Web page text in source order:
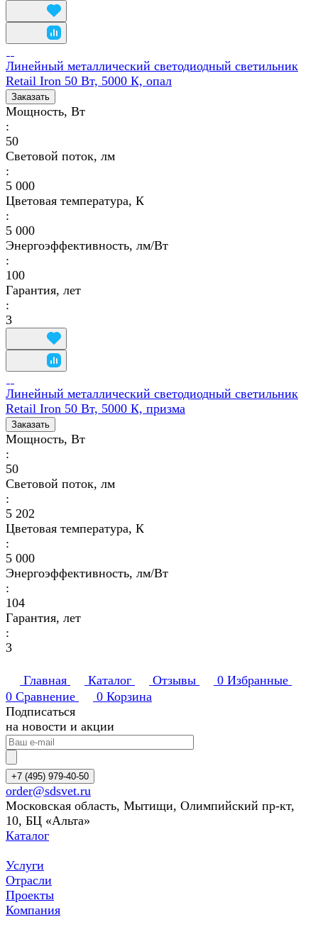
Линейный металлический светодиодный светильник
Retail Iron 50 Вт, 5000 К, опал
Заказать
Мощность, Вт
:
50
Световой поток, лм
:
5 000
Цветовая температура, К
:
5 000
Энергоэффективность, лм/Вт
:
100
Гарантия, лет
:
3
Линейный металлический светодиодный светильник
Retail Iron 50 Вт, 5000 К, призма
Заказать
Мощность, Вт
:
50
Световой поток, лм
:
5 202
Цветовая температура, К
:
5 000
Энергоэффективность, лм/Вт
:
104
Гарантия, лет
:
3
Главная Каталог Отзывы 0 Избранные
0 Сравнение 0 Корзина
Подписаться
на новости и акции
+7 (495) 979-40-50
order@sdsvet.ru
Московская область, Мытищи, Олимпийский пр-кт,
10, БЦ «Альта»
Каталог
Услуги
Отрасли
Проекты
Компания